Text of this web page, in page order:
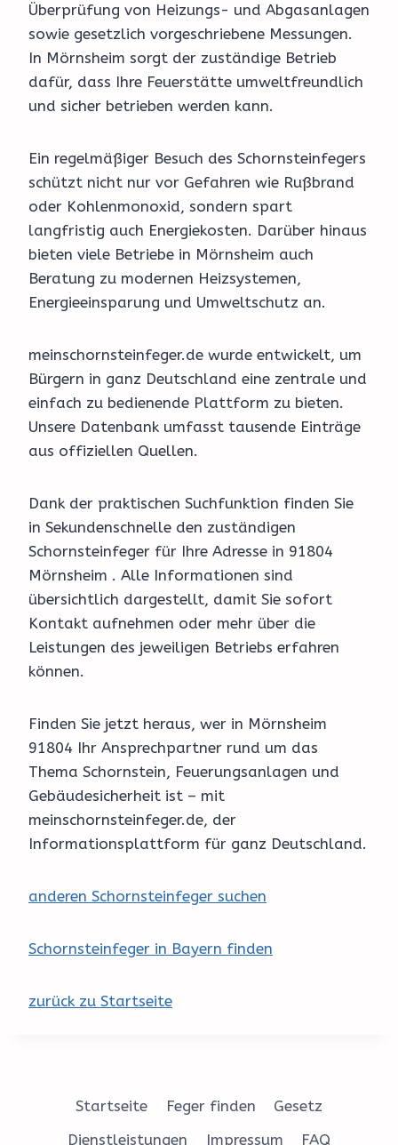
Überprüfung von Heizungs- und Abgasanlagen
sowie gesetzlich vorgeschriebene Messungen.
In Mörnsheim sorgt der zuständige Betrieb
dafür, dass Ihre Feuerstätte umweltfreundlich
und sicher betrieben werden kann.
Ein regelmäßiger Besuch des Schornsteinfegers
schützt nicht nur vor Gefahren wie Rußbrand
oder Kohlenmonoxid, sondern spart
langfristig auch Energiekosten. Darüber hinaus
bieten viele Betriebe in Mörnsheim auch
Beratung zu modernen Heizsystemen,
Energieeinsparung und Umweltschutz an.
meinschornsteinfeger.de wurde entwickelt, um
Bürgern in ganz Deutschland eine zentrale und
einfach zu bedienende Plattform zu bieten.
Unsere Datenbank umfasst tausende Einträge
aus offiziellen Quellen.
Dank der praktischen Suchfunktion finden Sie
in Sekundenschnelle den zuständigen
Schornsteinfeger für Ihre Adresse in 91804
Mörnsheim . Alle Informationen sind
übersichtlich dargestellt, damit Sie sofort
Kontakt aufnehmen oder mehr über die
Leistungen des jeweiligen Betriebs erfahren
können.
Finden Sie jetzt heraus, wer in Mörnsheim
91804 Ihr Ansprechpartner rund um das
Thema Schornstein, Feuerungsanlagen und
Gebäudesicherheit ist – mit
meinschornsteinfeger.de, der
Informationsplattform für ganz Deutschland.
anderen Schornsteinfeger suchen
Schornsteinfeger in Bayern finden
zurück zu Startseite
Startseite Feger finden
Gesetz
Dienstleistungen
Impressum FAQ